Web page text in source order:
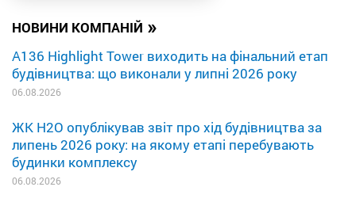
НОВИНИ КОМПАНІЙ »
A136 Highlight Tower виходить на фінальний етап
будівництва: що виконали у липні 2026 року
06.08.2026
ЖК H2O опублікував звіт про хід будівництва за
липень 2026 року: на якому етапі перебувають
будинки комплексу
06.08.2026